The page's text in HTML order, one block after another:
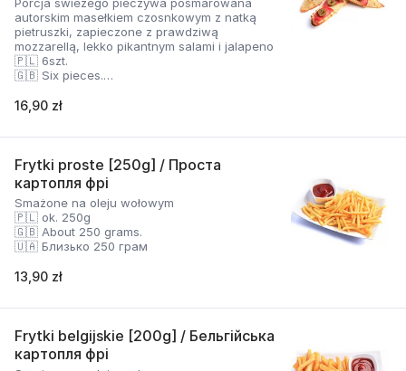
autorskim masełkiem czosnkowym z natką
pietruszki, zapieczone z prawdziwą
mozzarellą, lekko pikantnym salami i jalapeno
🇵🇱 6szt.
🇬🇧 Six pieces.
16,90 zł
Frytki proste [250g] / Проста
картопля фрі
Smażone na oleju wołowym
🇵🇱 ok. 250g
🇬🇧 About 250 grams.
🇺🇦 Близько 250 грам
13,90 zł
Frytki belgijskie [200g] / Бельгійська
картопля фрі